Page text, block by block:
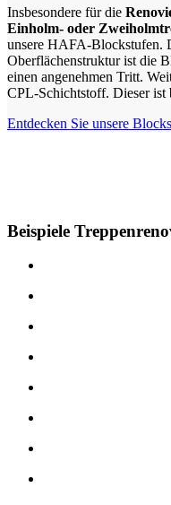
Insbesondere für die
Einholm- oder
unsere HAFA-Blockstufen.
Oberflächenstruktur ist die
einen angenehmen Tritt.
CPL-Schichtstoff. Dieser ist
Entdecken Sie unsere
Beispiele